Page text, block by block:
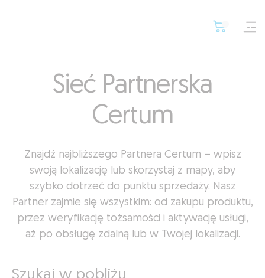
Sieć Partnerska
Certum
Znajdź najbliższego Partnera Certum – wpisz
swoją lokalizację lub skorzystaj z mapy, aby
szybko dotrzeć do punktu sprzedaży. Nasz
Partner zajmie się wszystkim: od zakupu produktu,
przez weryfikację tożsamości i aktywację usługi,
aż po obsługę zdalną lub w Twojej lokalizacji.